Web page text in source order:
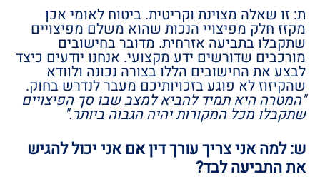
ת: זו שאלה מצוינת וקריטית. ביטוח לאומי אכן
מקזז חלק מפיצויי הנכות שהוא משלם מפיצויים
שתקבלו בתביעה אזרחית. מדובר בחישובים
מורכבים שדורשים ידע מקצועי. אנחנו יודעים כיצד
לבצע את החישובים הללו בצורה נכונה ולוודא
שהקיזוז לא פוגע בזכויותיכם מעבר לנדרש בחוק.
"המטרה היא תמיד להביא למצב שבו סך הפיצויים
שתקבלו מכל המקורות יהיה הגבוה ביותר."
ש: למה אני צריך עורך דין אם אני יכול להגיש
את התביעה לבד?